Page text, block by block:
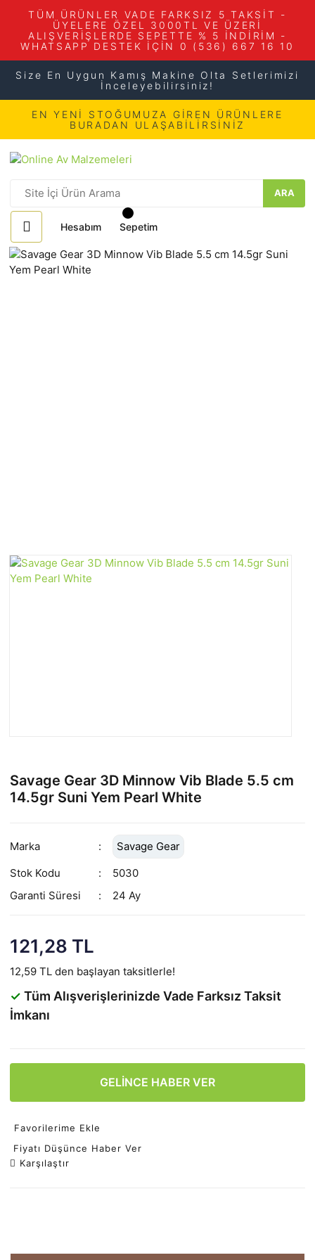
TÜM ÜRÜNLER VADE FARKSIZ 5 TAKSİT -
ÜYELERE ÖZEL 3000TL VE ÜZERİ
ALIŞVERİŞLERDE SEPETTE % 5 İNDİRİM -
WHATSAPP DESTEK İÇİN 0 (536) 667 16 10
Size En Uygun Kamış Makine Olta Setlerimizi
İnceleyebilirsiniz!
EN YENİ STOĞUMUZA GİREN ÜRÜNLERE
BURADAN ULAŞABİLİRSİNİZ
ARA
Hesabım Sepetim
Savage Gear 3D Minnow Vib Blade 5.5 cm
14.5gr Suni Yem Pearl White
Marka
Savage Gear
Stok Kodu
5030
Garanti Süresi
24 Ay
121,28 TL
12,59 TL den başlayan taksitlerle!
✓ Tüm Alışverişlerinizde Vade Farksız Taksit
İmkanı
GELİNCE HABER VER
Favorilerime Ekle
Fiyatı Düşünce Haber Ver
Karşılaştır